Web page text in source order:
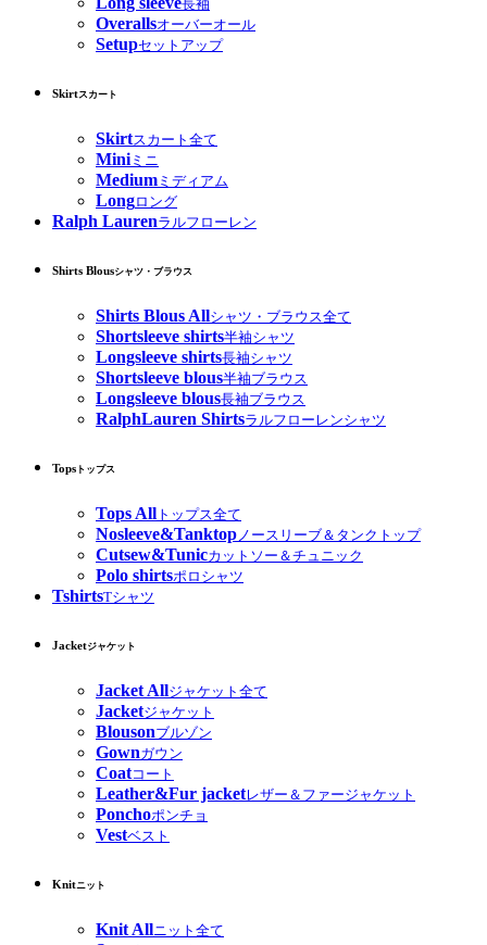
長袖
Overallsオーバーオール
Setupセットアップ
Skirtスカート
Skirtスカート全て
Miniミニ
Medium ミディアム
Longロング
Ralph Laurenラルフローレン
Shirts Blousシャツ・ブラウス
Shirts Blous Allシャツ・ブラウス全て
Shortsleeve shirts半袖シャツ
Longsleeve shirts長袖シャツ
Shortsleeve blous半袖ブラウス
Longsleeve blous長袖ブラウス
RalphLauren Shirtsラルフローレンシャツ
Tops トップス
Tops All トップス全て
Nosleeve&Tanktop ノースリーブ＆タンクトップ
Cutsew&Tunicカットソー＆チュニック
Polo shirtsポロシャツ
TshirtsTシャツ
Jacketジャケット
Jacket Allジャケット全て
Jacketジャケット
Blousonブルゾン
Gownガウン
Coatコート
Leather&Fur jacketレザー＆ファージャケット
Ponchoポンチョ
Vestベスト
Knitニット
Knit Allニット全て